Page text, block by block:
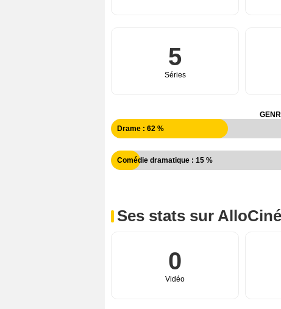
5
Séries
Drame : 62 %
Comédie dramatique : 15 %
Ses stats sur AlloCiné
0
Vidéo